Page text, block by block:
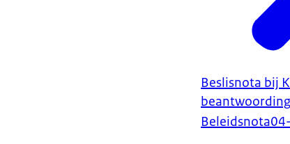
Beslisnota bij
Beleidsnota